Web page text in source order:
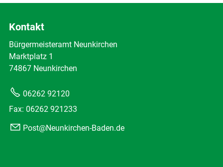
Kontakt
Bürgermeisteramt Neunkirchen
Marktplatz 1
74867 Neunkirchen
06262 92120
Fax: 06262 921233
Post@Neunkirchen-Baden.de